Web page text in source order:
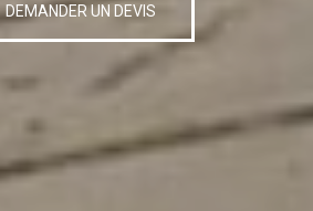
DEMANDER UN DEVIS